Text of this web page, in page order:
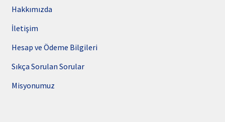
Hakkımızda
İletişim
Hesap ve Ödeme Bilgileri
Sıkça Sorulan Sorular
Misyonumuz